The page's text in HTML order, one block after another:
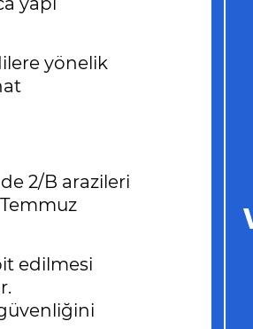
yönelik
2/B arazileri
edilmesi